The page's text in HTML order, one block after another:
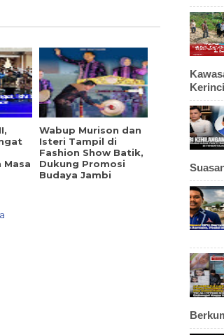
Masa
Wabup Murison dan
Isteri Tampil di
Fashion Show Batik,
Dukung Promosi
Budaya Jambi
Kerinci